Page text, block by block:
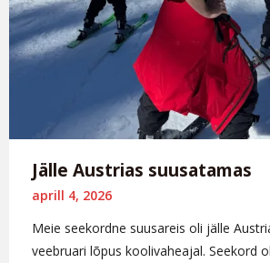
Jälle Austrias suusatamas
aprill 4, 2026
Meie seekordne suusareis oli jälle
veebruari lõpus koolivaheajal. Seekord